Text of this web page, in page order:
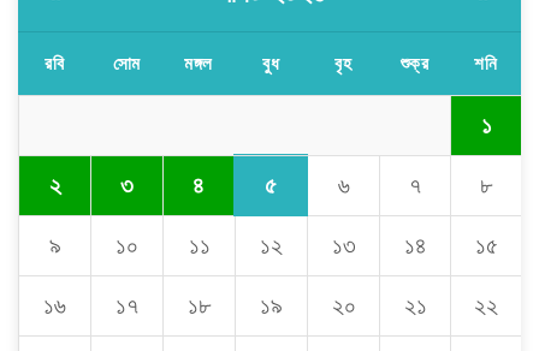
রবি সোম মঙ্গল বুধ বৃহ শুক্র শনি
১
২ ৩ ৪ ৫ ৬ ৭ ৮
৯ ১০ ১১ ১২ ১৩ ১৪ ১৫
১৬ ১৭ ১৮ ১৯ ২০ ২১ ২২